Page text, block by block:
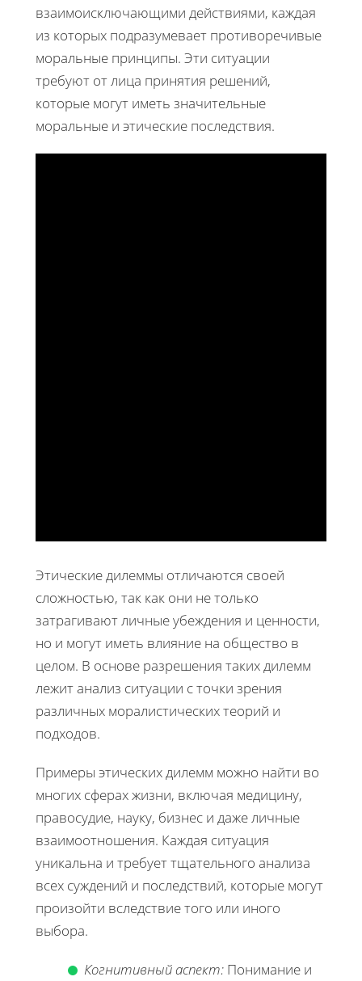
взаимоисключающими действиями, каждая
из которых подразумевает противоречивые
моральные принципы. Эти ситуации
требуют от лица принятия решений,
которые могут иметь значительные
моральные и этические последствия.
Этические дилеммы отличаются своей
сложностью, так как они не только
затрагивают личные убеждения и ценности,
но и могут иметь влияние на общество в
целом. В основе разрешения таких дилемм
лежит анализ ситуации с точки зрения
различных моралистических теорий и
подходов.
Примеры этических дилемм можно найти во
многих сферах жизни, включая медицину,
правосудие, науку, бизнес и даже личные
взаимоотношения. Каждая ситуация
уникальна и требует тщательного анализа
всех суждений и последствий, которые могут
произойти вследствие того или иного
выбора.
Когнитивный аспект: Понимание и